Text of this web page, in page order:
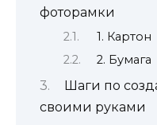
фоторамки
1. Картон
2. Бумага
Шаги по
своими руками